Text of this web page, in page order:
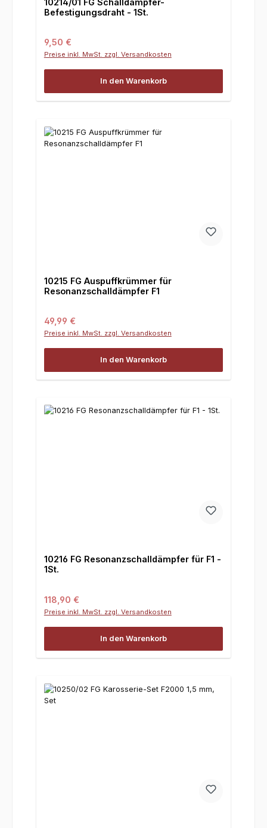
Befestigungsdraht - 1St.
Regulärer Preis:
9,50 €
Preise inkl. MwSt. zzgl. Versandkosten
In den Warenkorb
10215 FG Auspuffkrümmer für
Resonanzschalldämpfer F1
Regulärer Preis:
49,99 €
Preise inkl. MwSt. zzgl. Versandkosten
In den Warenkorb
10216 FG Resonanzschalldämpfer für F1 -
1St.
Regulärer Preis:
118,90 €
Preise inkl. MwSt. zzgl. Versandkosten
In den Warenkorb